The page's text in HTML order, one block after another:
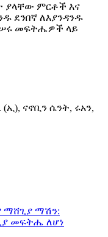
ያላቸው ምርቶች እና
ደንበኛ ለእያንዳንዱ
መፍትሔዎች ላይ
(ኢ), ናኖቢን ሴንት, ሩአን,